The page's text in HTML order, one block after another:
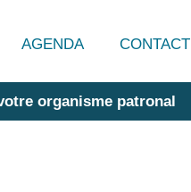
AGENDA CONTACT
organisme patronal